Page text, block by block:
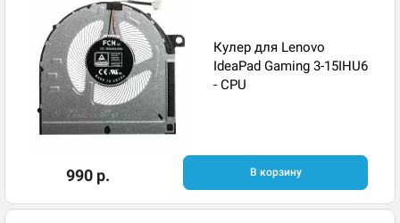
Кулер для Lenovo
IdeaPad Gaming 3-15IHU6
- CPU
990 р. В корзину